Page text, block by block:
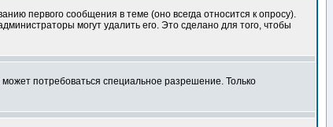
первого сообщения в теме (оно всегда относится к опросу).
могут удалить его. Это сделано для того, чтобы
потребоваться специальное разрешение. Только